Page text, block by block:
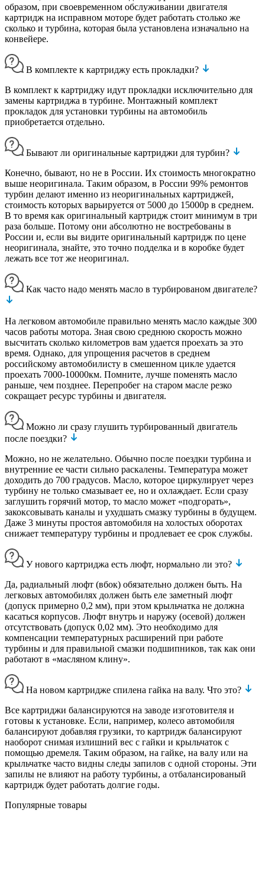
образом, при своевременном обслуживании двигателя
картридж на исправном моторе будет работать столько же
сколько и турбина, которая была установлена изначально на
конвейере.
В комплекте к картриджу есть прокладки?
В комплект к картриджу идут прокладки исключительно для
замены картриджа в турбине. Монтажный комплект
прокладок для установки турбины на автомобиль
приобретается отдельно.
Бывают ли оригинальные картриджи для турбин?
Конечно, бывают, но не в России. Их стоимость многократно
выше неоригинала. Таким образом, в России 99% ремонтов
турбин делают именно из неоригинальных картриджей,
стоимость которых варьируется от 5000 до 15000р в среднем.
В то время как оригинальный картридж стоит минимум в три
раза больше. Потому они абсолютно не востребованы в
России и, если вы видите оригинальный картридж по цене
неоригинала, знайте, это точно подделка и в коробке будет
лежать все тот же неоригинал.
Как часто надо менять масло в турбированом двигателе?
На легковом автомобиле правильно менять масло каждые 300
часов работы мотора. Зная свою среднюю скорость можно
высчитать сколько километров вам удается проехать за это
время. Однако, для упрощения расчетов в среднем
российскому автомобилисту в смешенном цикле удается
проехать 7000-10000км. Помните, лучше поменять масло
раньше, чем позднее. Перепробег на старом масле резко
сокращает ресурс турбины и двигателя.
Можно ли сразу глушить турбированный двигатель
после поездки?
Можно, но не желательно. Обычно после поездки турбина и
внутренние ее части сильно раскалены. Температура может
доходить до 700 градусов. Масло, которое циркулирует через
турбину не только смазывает ее, но и охлаждает. Если сразу
заглушить горячий мотор, то масло может «подгорать»,
закоксовывать каналы и ухудшать смазку турбины в будущем.
Даже 3 минуты простоя автомобиля на холостых оборотах
снижает температуру турбины и продлевает ее срок службы.
У нового картриджа есть люфт, нормально ли это?
Да, радиальный люфт (вбок) обязательно должен быть. На
легковых автомобилях должен быть еле заметный люфт
(допуск примерно 0,2 мм), при этом крыльчатка не должна
касаться корпусов. Люфт внутрь и наружу (осевой) должен
отсутствовать (допуск 0,02 мм). Это необходимо для
компенсации температурных расширений при работе
турбины и для правильной смазки подшипников, так как они
работают в «масляном клину».
На новом картридже спилена гайка на валу. Что это?
Все картриджи балансируются на заводе изготовителя и
готовы к установке. Если, например, колесо автомобиля
балансируют добавляя грузики, то картридж балансируют
наоборот снимая излишний вес с гайки и крыльчаток с
помощью дремеля. Таким образом, на гайке, на валу или на
крыльчатке часто видны следы запилов с одной стороны. Эти
запилы не влияют на работу турбины, а отбалансированый
картридж будет работать долгие годы.
Популярные товары